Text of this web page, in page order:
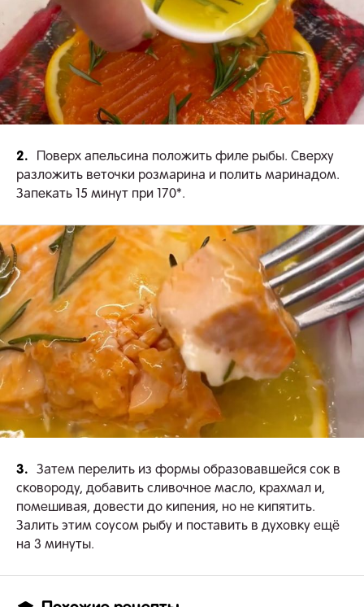
2.
Поверх апельсина положить филе рыбы. Сверху
разложить веточки розмарина и полить маринадом.
Запекать 15 минут при 170*.
3.
Затем перелить из формы образовавшейся сок в
сковороду, добавить сливочное масло, крахмал и,
помешивая, довести до кипения, но не кипятить.
Залить этим соусом рыбу и поставить в духовку ещё
на 3 минуты.